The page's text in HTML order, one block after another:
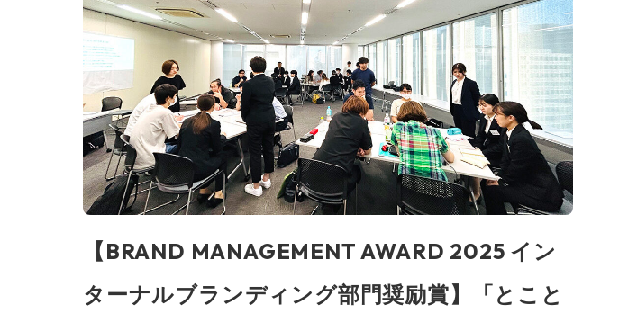
【BRAND MANAGEMENT AWARD 2025 イン
ターナルブランディング部門奨励賞】「とこと